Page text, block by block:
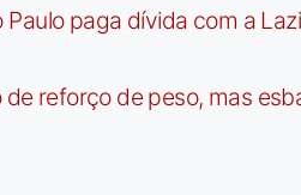
Paulo paga dívida com a
reforço de peso, mas